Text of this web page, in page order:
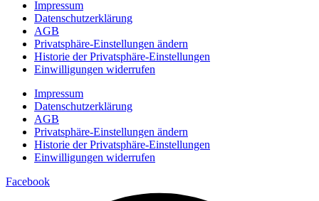
Impressum
Datenschutzerklärung
AGB
Privatsphäre-Einstellungen ändern
Historie der Privatsphäre-Einstellungen
Einwilligungen widerrufen
Impressum
Datenschutzerklärung
AGB
Privatsphäre-Einstellungen ändern
Historie der Privatsphäre-Einstellungen
Einwilligungen widerrufen
Facebook